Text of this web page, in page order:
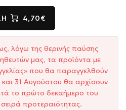
4,70€
λόγω της θερινής παύσης
μας, τα προϊόντα με
που θα παραγγελθούν
31 Αυγούστου θα αρχίσουν
το πρώτο δεκαήμερο του
προτεραιότητας.